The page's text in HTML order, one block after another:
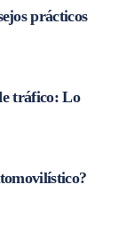
prácticos
tráfico: Lo